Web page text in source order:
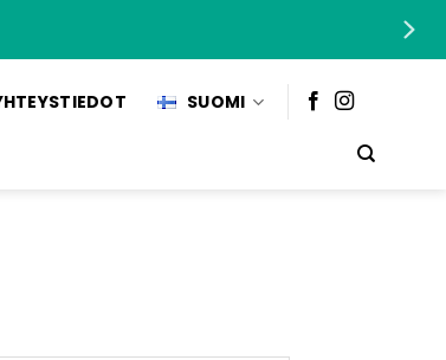
SUOMI